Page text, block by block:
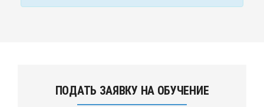
ПОДАТЬ ЗАЯВКУ НА ОБУЧЕНИЕ